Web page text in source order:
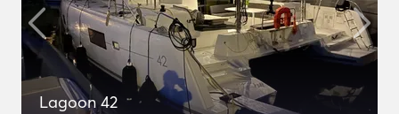
Lagoon 42